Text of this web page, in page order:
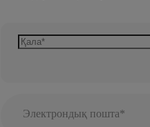
Электрондық пошта*